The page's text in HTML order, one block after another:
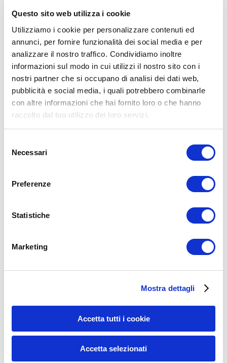
Questo sito web utilizza i cookie
Utilizziamo i cookie per personalizzare contenuti ed
annunci, per fornire funzionalità dei social media e per
analizzare il nostro traffico. Condividiamo inoltre
informazioni sul modo in cui utilizzi il nostro sito con i
nostri partner che si occupano di analisi dei dati web,
pubblicità e social media, i quali potrebbero combinarle
con altre informazioni che hai fornito loro o che hanno
raccolto dal tuo utilizzo dei loro servizi.
delNecessari
Preferenze
Statistiche
Marketing
Mostra dettagli
Accetta tutti i cookie
Accetta selezionati
ALLENATI CON ME!
15WORKOUT
Allenamenti in Diretta(30)
Allenamento aerobico(16)
Allenamento Braccia(9)
Allenamento Donne(75)